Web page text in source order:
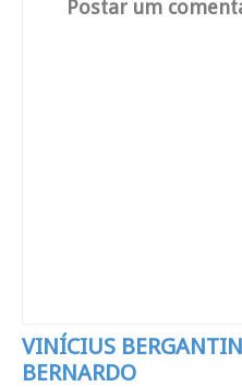
Postar um
VINÍCIUS
BERNARDO